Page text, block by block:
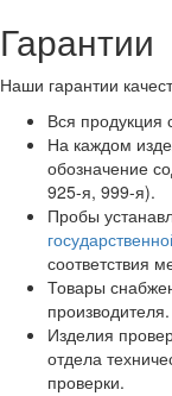
Гарантии
Наши гарантии
Вся продукция
На каждом
обозначение
925-я, 999-я).
Пробы
соответствия
Товары
производителя.
Изделия
отдела
проверки.